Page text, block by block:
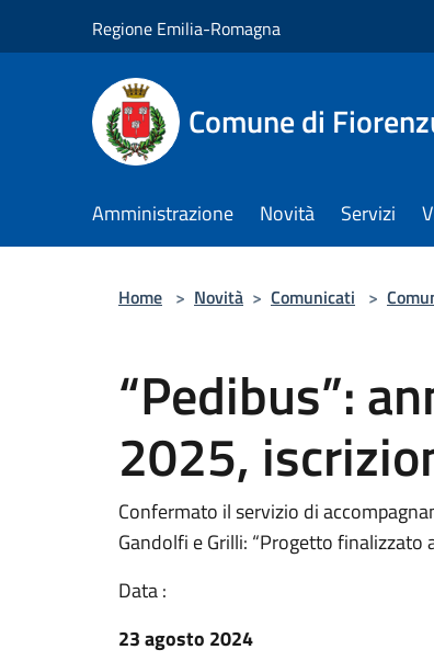
Regione Emilia-Romagna
Comune di
Amministrazione Novità Servizi
Home > Novità > Comunicati >
“Pedibus”:
2025,
Confermato il servizio di
Gandolfi e Grilli: “Progetto
Data :
23 agosto 2024